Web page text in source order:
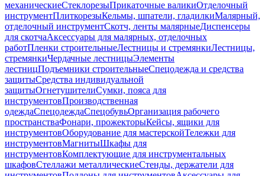
механическиеСтеклорезыПрикаточные валикиОтделочный
инструментПлиткорезыКельмы, шпатели, гладилкиМалярный,
отделочный инструментСкотч, ленты малярныеДиспенсеры
для скотчаАксессуары для малярных, отделочных
работПленки строительныеЛестницы и стремянкиЛестницы,
стремянкиЧердачные лестницыЭлементы
лестницПодъемники строительныеСпецодежда и средства
защитыСредства индивидуальной
защитыОгнетушителиСумки, пояса для
инструментовПроизводственная
одеждаСпецодеждаСпецобувьОрганизация рабочего
пространстваФонари, прожекторыКейсы, ящики для
инструментовОборудование для мастерскойТележки для
инструментовМагнитыШкафы для
инструментовКомплектующие для инструментальных
шкафовСтеллажи металлическиеСтенды, держатели для